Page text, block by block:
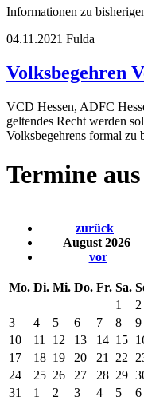
Informationen zu
04.11.2021 Fulda
Volksbegehren
VCD Hessen, ADFC
geltendes Recht werden
Volksbegehrens formal zu
Termine
zurück
August 2026
vor
Mo. Di. Mi. Do. Fr. Sa.
1
2
3
4 5 6 7 8
9
10
11 12 13 14 15
17
18 19 20 21 22
24
25 26 27 28 29
31
1 2 3 4 5 6